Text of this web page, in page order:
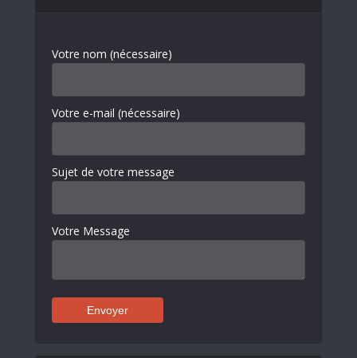
Votre nom (nécessaire)
Votre e-mail (nécessaire)
Sujet de votre message
Votre Message